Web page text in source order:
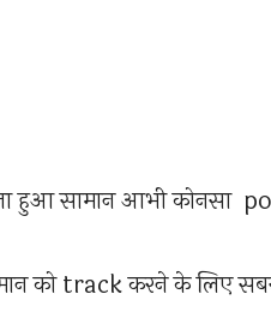
हुआ सामान आभी कोनसा
को track करने के